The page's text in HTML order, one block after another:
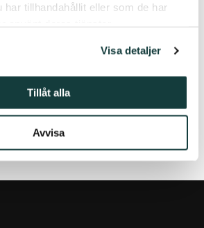
har tillhandahållit eller som de har
Visa detaljer
Tillåt alla
Avvisa
Research in Religion and Culture
15 January, 2023
will be posted no later than 31
500-word synopsis by doctoral
later than 7 May, 2023.